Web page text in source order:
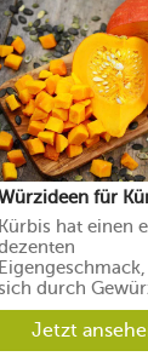
für
Kürbis hat einen
sich durch
Aromen
verschiedene
Jetzt